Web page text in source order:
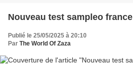
Nouveau test sampleo france
Publié le 25/05/2025 à 20:10
Par The World Of Zaza